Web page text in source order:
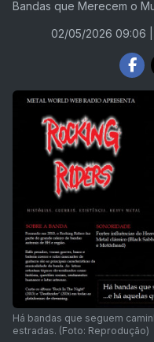
Bandas que Merecem o
02/05/2026 09:06
Há bandas que seguem
estradas. (Foto: Reprodução)